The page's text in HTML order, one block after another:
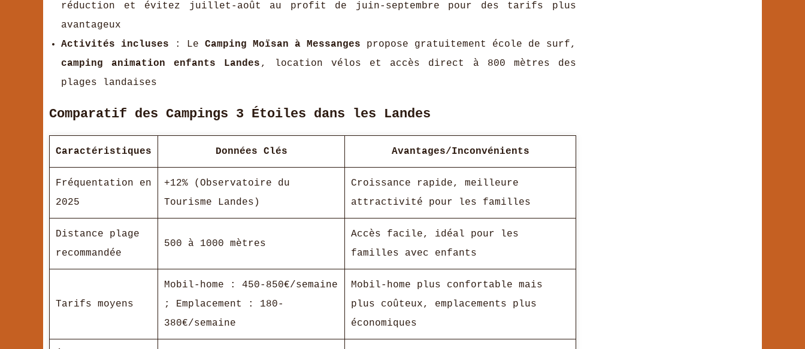
réduction et évitez juillet-août au profit de juin-septembre pour des tarifs plus
avantageux
Activités incluses : Le Camping Moïsan à Messanges propose gratuitement école de surf,
camping animation enfants Landes , location vélos et accès direct à 800 mètres des
plages landaises
Comparatif des Campings 3 Étoiles dans les Landes
Caractéristiques Données Clés Avantages/Inconvénients
Fréquentation en
2025
+12% (Observatoire du
Tourisme Landes)
Croissance rapide, meilleure
attractivité pour les familles
Distance plage
recommandée
500 à 1000 mètres
Accès facile, idéal pour les
familles avec enfants
Tarifs moyens
Mobil-home : 450-850€/semaine
; Emplacement : 180-
380€/semaine
Mobil-home plus confortable mais
plus coûteux, emplacements plus
économiques